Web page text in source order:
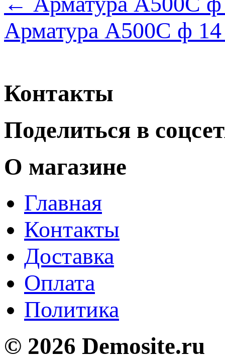
Арматура А500С ф
Контакты
Поделиться в
О магазине
Главная
Контакты
Доставка
Оплата
Политика
© 2026 Demosite.ru